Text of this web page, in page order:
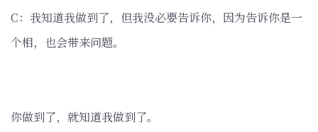
C：我知道我做到了，但我没必要告诉你，因为告诉你是一
个相，也会带来问题。
你做到了，就知道我做到了。